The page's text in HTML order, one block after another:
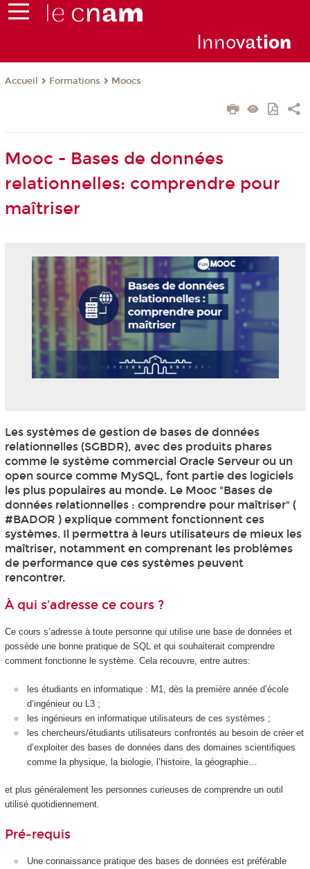
Innovation
Accueil Formations Moocs
Mooc - Bases de données
relationnelles: comprendre pour
maîtriser
Les systèmes de gestion de bases de données
relationnelles (SGBDR), avec des produits phares
comme le système commercial Oracle Serveur ou un
open source comme MySQL, font partie des logiciels
les plus populaires au monde. Le Mooc"Bases de
données relationnelles : comprendre pour maîtriser" (
#BADOR ) explique comment fonctionnent ces
systèmes. Il permettra à leurs utilisateurs de mieux les
maîtriser, notamment en comprenant les problèmes
de performance que ces systèmes peuvent
rencontrer.
À qui s'adresse ce cours ?
Ce cours s’adresse à toute personne qui utilise une base de données et
possède une bonne pratique de SQL et qui souhaiterait comprendre
comment fonctionne le système. Cela recouvre, entre autres:
les étudiants en informatique : M1, dès la première année d’école
d’ingénieur ou L3 ;
les ingénieurs en informatique utilisateurs de ces systèmes ;
les chercheurs/étudiants utilisateurs confrontés au besoin de créer et
d’exploiter des bases de données dans des domaines scientifiques
comme la physique, la biologie, l’histoire, la géographie…
et plus généralement les personnes curieuses de comprendre un outil
utilisé quotidiennement.
Pré-requis
Une connaissance pratique des bases de données est préférable